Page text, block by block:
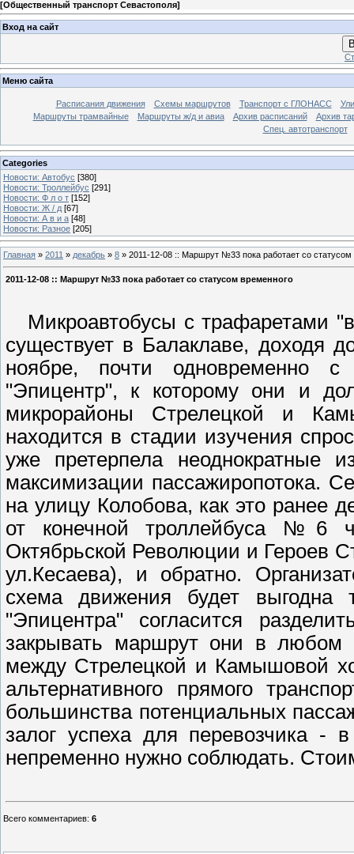
[Общественный транспорт Севастополя]
Вход на сайт
Меню сайта
Расписания движения Схемы маршрутов Транспорт с ГЛОНАСС
Маршруты трамвайные
Маршруты ж/д и авиа Архив расписаний
Архив
Спец. автотранспорт
Categories
Новости: Автобус [380]
Новости: Троллейбус [291]
Новости: Ф л о т [152]
Новости: Ж / д [67]
Новости: А в и а [48]
Новости: Разное [205]
Главная » 2011 » декабрь » 8 » 2011-12-08 :: Маршрут №33 пока работает со статусом
2011-12-08 :: Маршрут №33 пока работает со статусом временного
Микроавтобусы с трафаретами
существует в Балаклаве, доходя
ноябре, почти одновременно с
"Эпицентр", к которому они и
микрорайоны Стрелецкой и
находится в стадии изучения
уже претерпела неоднократные
максимизации пассажиропотока.
на улицу Колобова, как это ранее
от конечной троллейбуса №6
Октябрьской Революции и Героев
ул.Кесаева), и обратно.
схема движения будет выгодна
"Эпицентра" согласится
закрывать маршрут они в любом
между Стрелецкой и Камышовой
альтернативного прямого
большинства потенциальных
залог успеха для перевозчика -
непременно нужно соблюдать.
Всего комментариев: 6